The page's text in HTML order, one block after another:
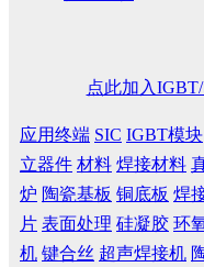
点此加入
应用终端 SIC IGBT模块
立器件 材料 焊接材料
炉 陶瓷基板 铜底板 焊
片 表面处理 硅凝胶 环
机 键合丝 超声焊接机